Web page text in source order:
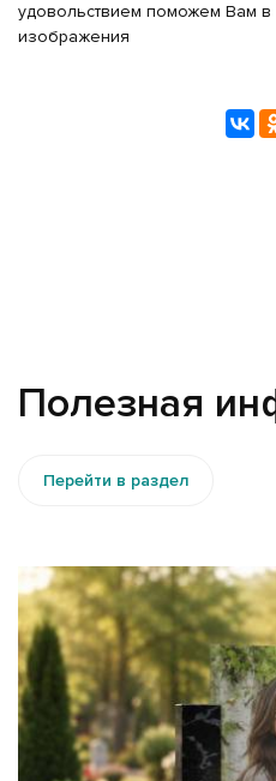
удовольствием поможем Вам
изображения
Полезная
Перейти в раздел